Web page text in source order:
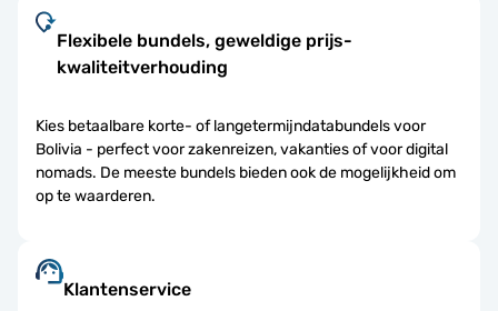
Flexibele bundels, geweldige prijs-
kwaliteitverhouding
Kies betaalbare korte- of langetermijndatabundels voor
Bolivia - perfect voor zakenreizen, vakanties of voor digital
nomads. De meeste bundels bieden ook de mogelijkheid om
op te waarderen.
Klantenservice